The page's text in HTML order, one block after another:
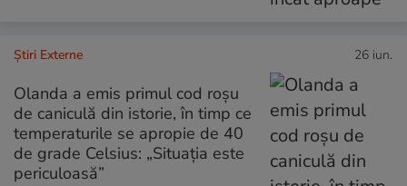
Știri Externe 26 iun.
Olanda a emis primul cod roșu
de caniculă din istorie, în timp ce
temperaturile se apropie de 40
de grade Celsius: „Situația este
periculoasă”